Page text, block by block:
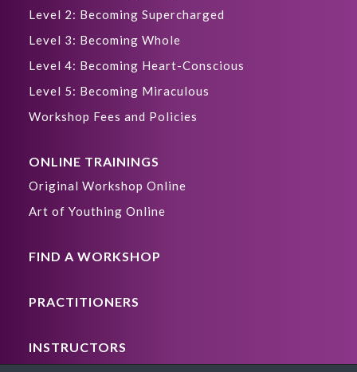
Level 2: Becoming Supercharged
Level 3: Becoming Whole
Level 4: Becoming Heart-Conscious
Level 5: Becoming Miraculous
Workshop Fees and Policies
ONLINE TRAININGS
Original Workshop Online
Art of Youthing Online
FIND A WORKSHOP
PRACTITIONERS
INSTRUCTORS